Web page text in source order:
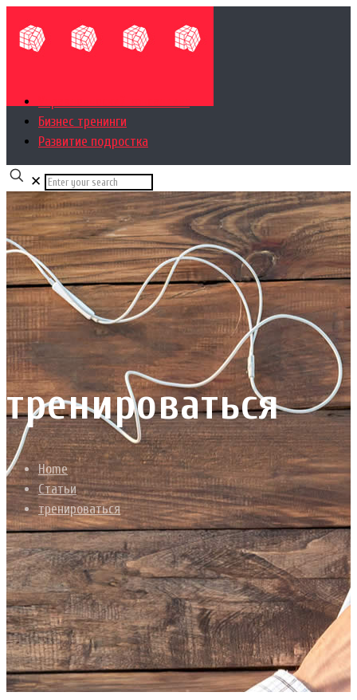
Бизнес тренинги
Развитие подростка
✕
тренироваться
Home
Статьи
тренироваться